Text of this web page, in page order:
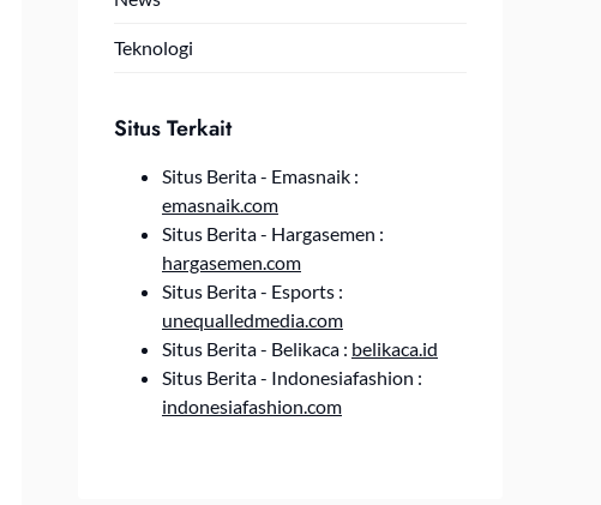
Teknologi
Situs Terkait
Situs Berita - Emasnaik :
emasnaik.com
Situs Berita - Hargasemen :
hargasemen.com
Situs Berita - Esports :
unequalledmedia.com
Situs Berita - Belikaca : belikaca.id
Situs Berita - Indonesiafashion :
indonesiafashion.com